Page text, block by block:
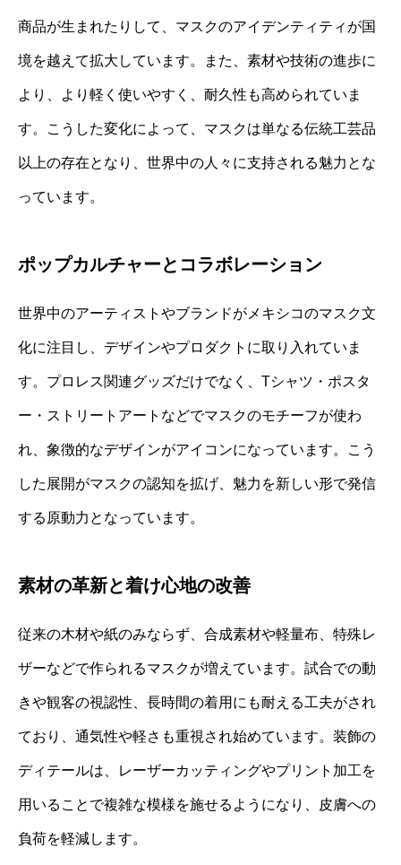
商品が生まれたりして、マスクのアイデンティティが国
境を越えて拡大しています。また、素材や技術の進歩に
より、より軽く使いやすく、耐久性も高められていま
す。こうした変化によって、マスクは単なる伝統工芸品
以上の存在となり、世界中の人々に支持される魅力とな
っています。
ポップカルチャーとコラボレーション
世界中のアーティストやブランドがメキシコのマスク文
化に注目し、デザインやプロダクトに取り入れていま
す。プロレス関連グッズだけでなく、Tシャツ・ポスタ
ー・ストリートアートなどでマスクのモチーフが使わ
れ、象徴的なデザインがアイコンになっています。こう
した展開がマスクの認知を拡げ、魅力を新しい形で発信
する原動力となっています。
素材の革新と着け心地の改善
従来の木材や紙のみならず、合成素材や軽量布、特殊レ
ザーなどで作られるマスクが増えています。試合での動
きや観客の視認性、長時間の着用にも耐える工夫がされ
ており、通気性や軽さも重視され始めています。装飾の
ディテールは、レーザーカッティングやプリント加工を
用いることで複雑な模様を施せるようになり、皮膚への
負荷を軽減します。